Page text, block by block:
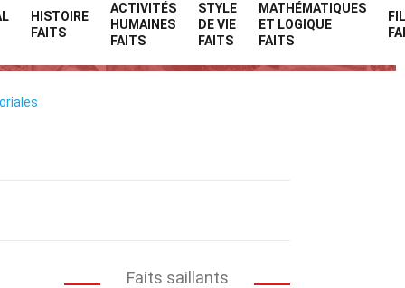
HISTOIRE
FAITS
ACTIVITÉS
HUMAINES
FAITS
STYLE
DE VIE
FAITS
MATHÉMATIQUES
ET LOGIQUE
FAITS
Faits saillants